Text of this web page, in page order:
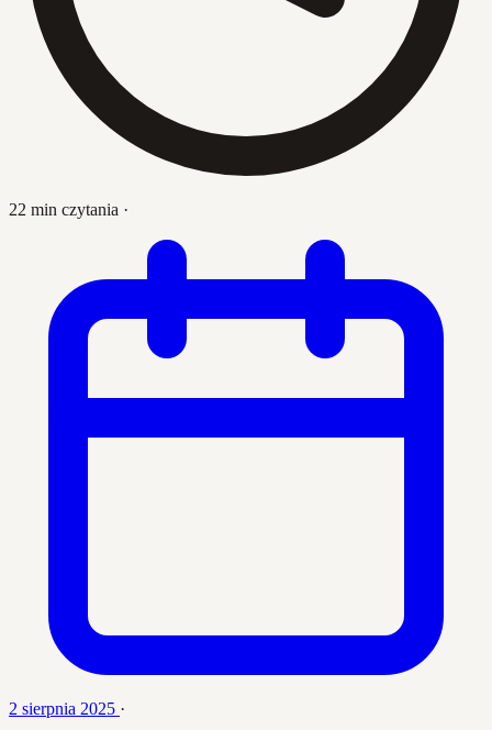
22 min czytania ·
2 sierpnia 2025 ·